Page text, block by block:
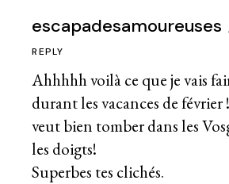
escapadesamoureuses
Ahhhhh voilà ce que je vais
durant les vacances de février
veut bien tomber dans les
les doigts!
Superbes tes clichés.
REPLY